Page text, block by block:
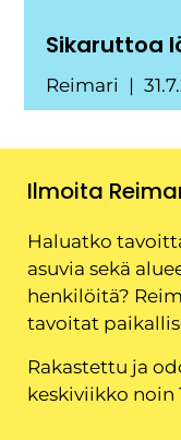
Sikaruttoa
Reimari
Ilmoita
Haluatko
asuvia sekä
henkilöitä?
tavoitat
Rakastettu ja
keskiviikko noin